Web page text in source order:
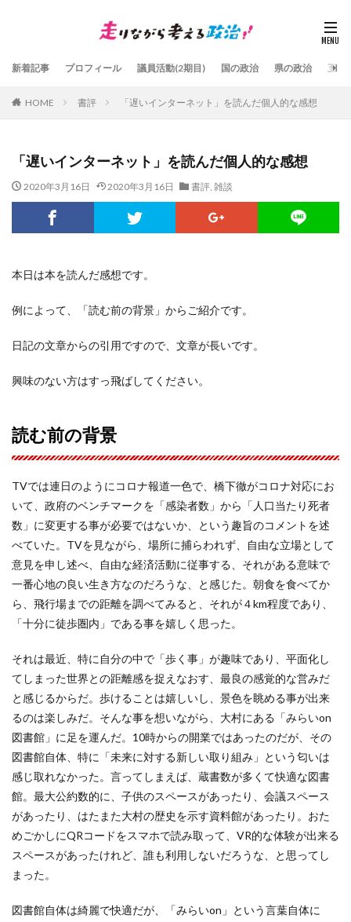
新着記事 プロフィール 議員活動(2期目) 国の政治 県の政治 五島
HOME 書評 「遅いインターネット」を読んだ個人的な感想
「遅いインターネット」を読んだ個人的な感想
2020年3月16日 2020年3月16日 書評, 雑談
本日は本を読んだ感想です。
例によって、「読む前の背景」からご紹介です。
日記の文章からの引用ですので、文章が長いです。
興味のない方はすっ飛ばしてください。
読む前の背景
TVでは連日のようにコロナ報道一色で、橋下徹がコロナ対応にお
いて、政府のベンチマークを「感染者数」から「人口当たり死者
数」に変更する事が必要ではないか、という趣旨のコメントを述
べていた。TVを見ながら、場所に捕らわれず、自由な立場として
意見を申し述べ、自由な経済活動に従事する、それがある意味で
一番心地の良い生き方なのだろうな、と感じた。朝食を食べてか
ら、飛行場までの距離を調べてみると、それが４km程度であり、
「十分に徒歩圏内」である事を嬉しく思った。
それは最近、特に自分の中で「歩く事」が趣味であり、平面化し
てしまった世界との距離感を捉えなおす、最良の感覚的な営みだ
と感じるからだ。歩けることは嬉しいし、景色を眺める事が出来
るのは楽しみだ。そんな事を想いながら、大村にある「みらいon
図書館」に足を運んだ。10時からの開業ではあったのだが、その
図書館自体、特に「未来に対する新しい取り組み」という匂いは
感じ取れなかった。言ってしまえば、蔵書数が多くて快適な図書
館。最大公約数的に、子供のスペースがあったり、会議スペース
があったり、はたまた大村の歴史を示す資料館があったり。おた
めごかしにQRコードをスマホで読み取って、VR的な体験が出来る
スペースがあったけれど、誰も利用しないだろうな、と思ってし
まった。
図書館自体は綺麗で快適だが、「みらいon」という言葉自体に